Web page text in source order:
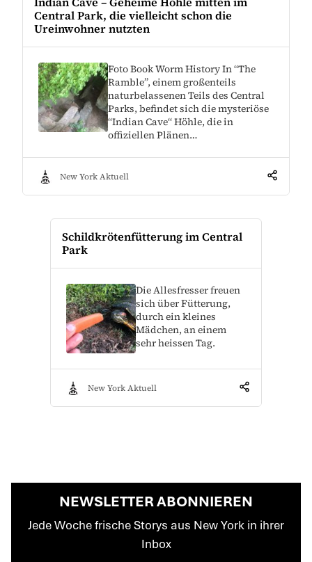
Central Park, die vielleicht schon die
Ureinwohner nutzten
Foto Book Worm History In “The
Ramble”, einem großenteils
naturbelassenen Teils des Central
Parks, befindet sich die mysteriöse
“Indian Cave“ Höhle, die in
offiziellen Plänen…
New York Aktuell
Schildkrötenfütterung im Central
Park
Die Allesfresser freuen
sich über Fütterung,
durch ein kleines
Mädchen, an einem
sehr heissen Tag.
New York Aktuell
NEWSLETTER ABONNIEREN
Jede Woche frische Storys aus New York in ihrer
Inbox